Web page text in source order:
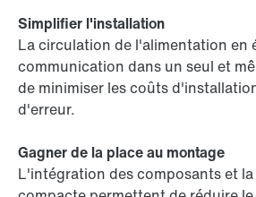
Simplifier l'installation
La circulation de l'alimentation en
communication dans un seul et
de minimiser les coûts
d'erreur.
Gagner de la place au montage
L'intégration des composants et